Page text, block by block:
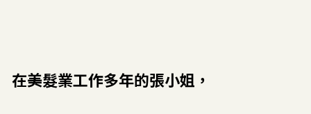
在美髮業工作多年的張小姐，